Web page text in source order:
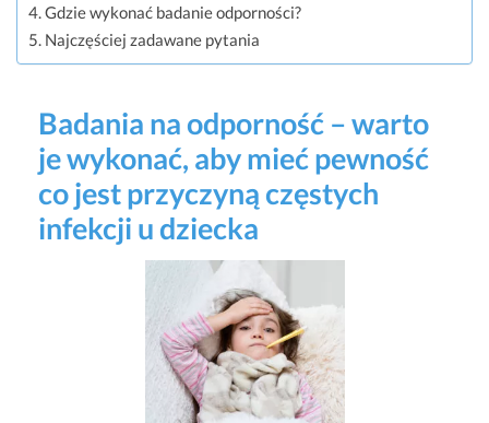
Badania na odporność – warto
je wykonać, aby mieć pewność
co jest przyczyną częstych
infekcji u dziecka
Gdzie wykonać badanie odporności?
Najczęściej zadawane pytania